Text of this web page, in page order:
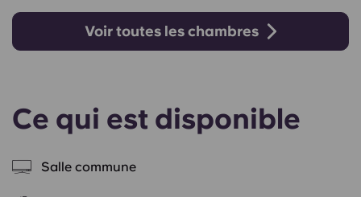
Voir toutes les chambres
Ce qui est disponible
Salle commune